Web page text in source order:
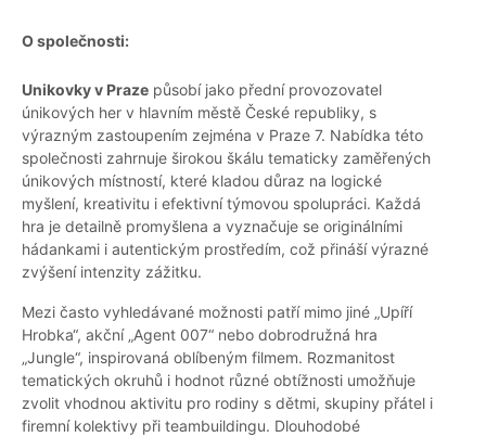
O společnosti:
Unikovky v Praze působí jako přední provozovatel
únikových her v hlavním městě České republiky, s
výrazným zastoupením zejména v Praze 7. Nabídka této
společnosti zahrnuje širokou škálu tematicky zaměřených
únikových místností, které kladou důraz na logické
myšlení, kreativitu i efektivní týmovou spolupráci. Každá
hra je detailně promyšlena a vyznačuje se originálními
hádankami i autentickým prostředím, což přináší výrazné
zvýšení intenzity zážitku.
Mezi často vyhledávané možnosti patří mimo jiné „Upíří
Hrobka“, akční „Agent 007“ nebo dobrodružná hra
„Jungle“, inspirovaná oblíbeným filmem. Rozmanitost
tematických okruhů i hodnot různé obtížnosti umožňuje
zvolit vhodnou aktivitu pro rodiny s dětmi, skupiny přátel i
firemní kolektivy při teambuildingu. Dlouhodobé